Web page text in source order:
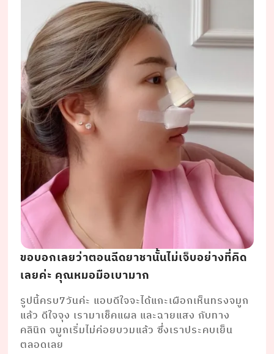
ขอบอกเลยว่าตอนฉีดยาชานั้นไม่เจ็บอย่างที่คิด
เลยค่ะ คุณหมอมือเบามาก
รูปนี้ครบ7วันค่ะ แอบดีใจจะได้แกะเผือกเห็นทรงจมูก
แล้ว ดีใจจุง เรามาเช็คแผล และฉายแสง กับทาง
คลินิก จมูกเริ่มไม่ค่อยบวมแล้ว ซึ่งเราประคบเย็น
ตลอดเลย